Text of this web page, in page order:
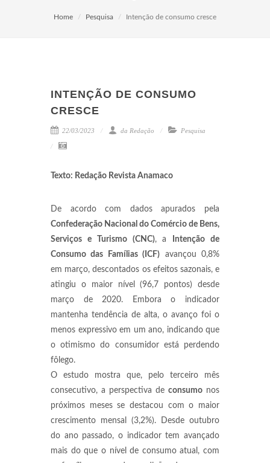
Home Pesquisa Intenção de consumo cresce
INTENÇÃO DE CONSUMO
CRESCE
22/03/2023 da Redação Pesquisa
Texto: Redação Revista Anamaco
De acordo com dados apurados pela
Confederação Nacional do Comércio de Bens,
Serviços e Turismo (CNC), a
Intenção de
Consumo das Famílias (ICF) avançou 0,8%
em março, descontados os efeitos sazonais, e
atingiu o maior nível (96,7 pontos) desde
março de 2020. Embora o indicador
mantenha tendência de alta, o avanço foi o
menos expressivo em um ano, indicando que
o otimismo do consumidor está perdendo
fôlego.
O estudo mostra que, pelo terceiro mês
consecutivo, a perspectiva de consumo nos
próximos meses se destacou com o maior
crescimento mensal (3,2%). Desde outubro
do ano passado, o indicador tem avançado
mais do que o nível de consumo atual, com